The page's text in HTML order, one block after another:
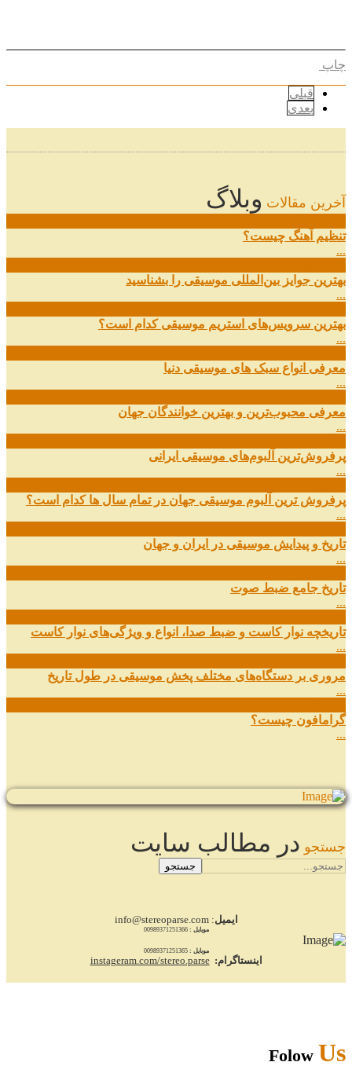
چاپ
قبلی
بعدی
آخرین مقالات وبلاگ
تنظیم آهنگ چیست؟
...
بهترین جوایز بین‌المللی موسیقی را بشناسید
...
بهترین سرویس‌های استریم موسیقی کدام است؟
...
معرفی انواع سبک های موسیقی دنیا
...
معرفی محبوب‌ترین و بهترین خوانندگان جهان
...
پرفروش‌ترین آلبوم‌های موسیقی ایرانی
...
پرفروش ترین آلبوم موسیقی جهان در تمام سال ها کدام است؟
...
تاریخ و پیدایش موسیقی در ایران و جهان
...
تاریخ جامع ضبط صوت
...
تاریخچه نوار کاست و ضبط صدا، انواع و ویژگی‌های نوار کاست
...
مروری بر دستگاه‌های مختلف پخش موسیقی در طول تاریخ
...
گرامافون چیست؟
...
جستجو در مطالب سایت
جستجو
ایمیل : info@stereoparse.com
موبایل :00989371251366
موبایل :00989371251365
اینستاگرام: instageram.com/stereo.parse
FolowUs